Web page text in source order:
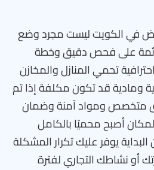
في الكويت ليست مجرد وضع
على فحص دقيق وخطة
تحمي المنازل والمخازن
ومادية قد تكون مكلفة إذا تم
متخصص ومواد آمنة وضمان
أصبح محميًا بالكامل
يوفر عليك تكرار المشكلة
أو نشاطك التجاري لفترة